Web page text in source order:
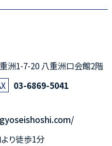
洲1-7-20 八重洲口会館2階
03-6869-5041
り徒歩1分